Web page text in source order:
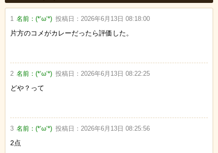
1 名前：(*‘ω‘*) 投稿日： 2026年6月13日 08:18:00
片方のコメがカレーだったら評価した。
2 名前：(*‘ω‘*) 投稿日： 2026年6月13日 08:22:25
どや？って
3 名前：(*‘ω‘*) 投稿日： 2026年6月13日 08:25:56
2点